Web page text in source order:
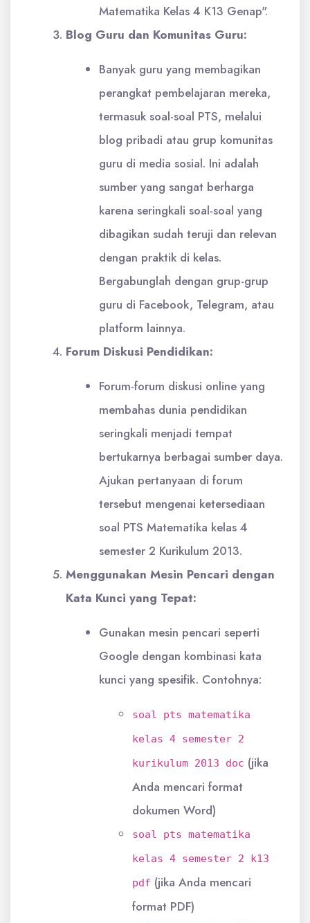
Matematika Kelas 4 K13 Genap".
Blog Guru dan Komunitas Guru:
Banyak guru yang membagikan
perangkat pembelajaran mereka,
termasuk soal-soal PTS, melalui
blog pribadi atau grup komunitas
guru di media sosial. Ini adalah
sumber yang sangat berharga
karena seringkali soal-soal yang
dibagikan sudah teruji dan relevan
dengan praktik di kelas.
Bergabunglah dengan grup-grup
guru di Facebook, Telegram, atau
platform lainnya.
Forum Diskusi Pendidikan:
Forum-forum diskusi online yang
membahas dunia pendidikan
seringkali menjadi tempat
bertukarnya berbagai sumber daya.
Ajukan pertanyaan di forum
tersebut mengenai ketersediaan
soal PTS Matematika kelas 4
semester 2 Kurikulum 2013.
Menggunakan Mesin Pencari dengan
Kata Kunci yang Tepat:
Gunakan mesin pencari seperti
Google dengan kombinasi kata
kunci yang spesifik. Contohnya:
soal pts matematika
kelas 4 semester 2
kurikulum 2013 doc (jika
Anda mencari format
dokumen Word)
soal pts matematika
kelas 4 semester 2 k13
pdf (jika Anda mencari
format PDF)